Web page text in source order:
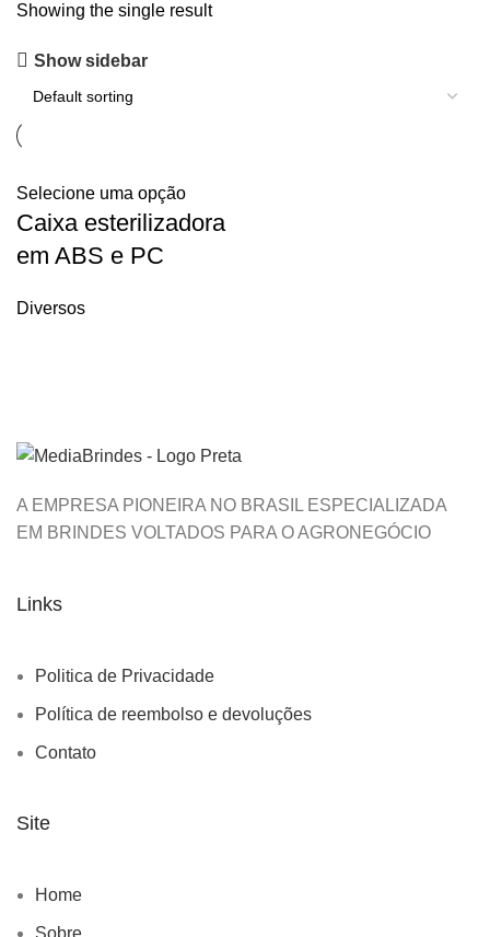
Showing the single result
Show sidebar
Selecione uma opção
Caixa esterilizadora
em ABS e PC
Diversos
A EMPRESA PIONEIRA NO BRASIL ESPECIALIZADA
EM BRINDES VOLTADOS PARA O AGRONEGÓCIO
Links
Politica de Privacidade
Política de reembolso e devoluções
Contato
Site
Home